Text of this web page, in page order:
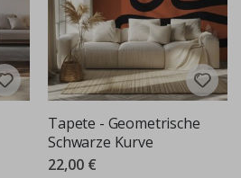
Tapete - Geometrische
Schwarze Kurve
22,00 €